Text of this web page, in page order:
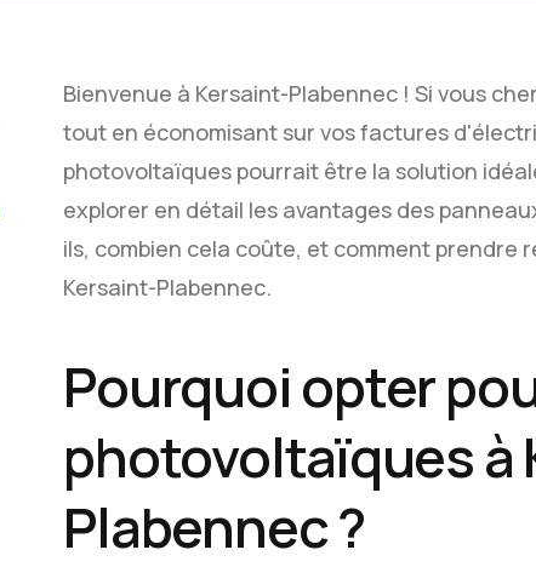
Bienvenue à Kersaint-Plabennec ! Si vous
tout en économisant sur vos factures
photovoltaïques pourrait être la solution
explorer en détail les avantages des
ils, combien cela coûte, et comment prendre
Kersaint-Plabennec.
Pourquoi opter
photovoltaïques à
Plabennec ?